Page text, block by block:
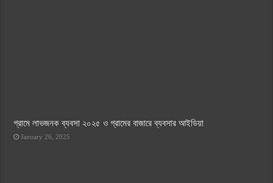
গ্রামে লাভজনক ব্যবসা ২০২৫ ও গ্রামের বাজারে ব্যবসার আইডিয়া
January 26, 2025